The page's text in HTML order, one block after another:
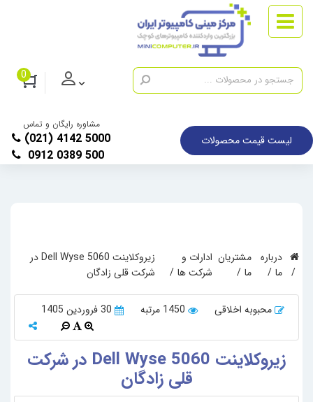
0
لیست قیمت محصولات
مشاوره رایگان و تماس
(021) 4142 5000
0912 0389 500
درباره
ما
مشتریان
ما
ادارات و
شرکت ها
زیرو‌کلاینت Dell Wyse 5060 در
شرکت قلی زادگان
محبوبه اخلاقی 1450 مرتبه 30 فروردین 1405
زیرو‌کلاینت Dell Wyse 5060 در شرکت
قلی زادگان